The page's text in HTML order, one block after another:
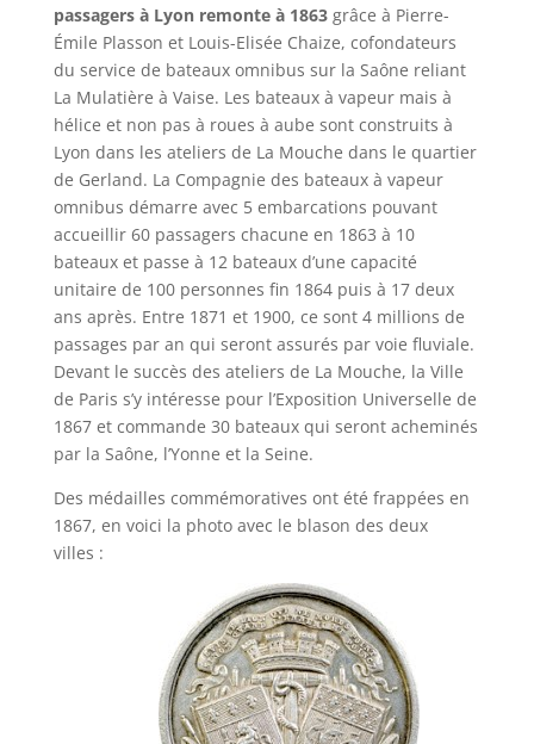
passagers à Lyon remonte à 1863grâce à Pierre-
Émile Plasson et Louis-Elisée Chaize, cofondateurs
du service de bateaux omnibus sur la Saône reliant
La Mulatière à Vaise. Les bateaux à vapeur mais à
hélice et non pas à roues à aube sont construits à
Lyon dans les ateliers de La Mouche dans le quartier
de Gerland. La Compagnie des bateaux à vapeur
omnibus démarre avec 5 embarcations pouvant
accueillir 60 passagers chacune en 1863 à 10
bateaux et passe à 12 bateaux d’une capacité
unitaire de 100 personnes fin 1864 puis à 17 deux
ans après. Entre 1871 et 1900, ce sont 4 millions de
passages par an qui seront assurés par voie fluviale.
Devant le succès des ateliers de La Mouche, la Ville
de Paris s’y intéresse pour l’Exposition Universelle de
1867 et commande 30 bateaux qui seront acheminés
par la Saône, l’Yonne et la Seine.
Des médailles commémoratives ont été frappées en
1867, en voici la photo avec le blason des deux
villes :